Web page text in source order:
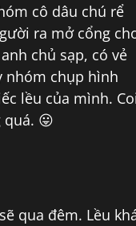
cô dâu chú rể
ra mở cổng
chủ sạp, có vẻ
nhóm chụp hình
lều của mình. Coi
😛
qua đêm. Lều